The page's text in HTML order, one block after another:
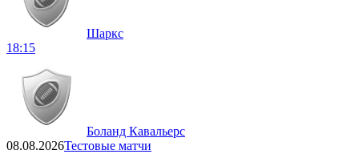
Шаркс
18:15
Боланд Кавальерс
08.08.2026Тестовые матчи